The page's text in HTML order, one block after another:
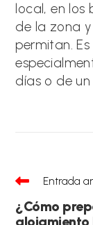
local, en los
de la zona y
permitan.
días o de un
Leer
más
artículos
Entrada
¿Cómo